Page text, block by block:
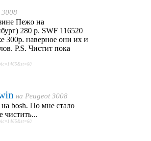
3008
Пежо на
280 р. SWF 116520
300р. наверное они их и
P.S. Чистит пока
на Peugeot 3008
bosh. По мне стало
чистить...